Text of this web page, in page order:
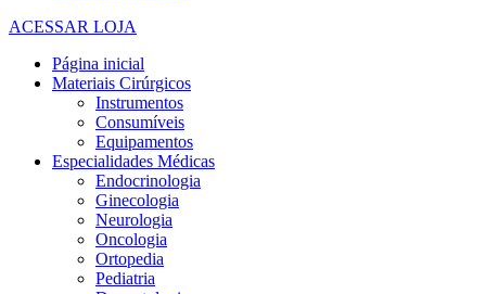
ACESSAR LOJA
Página inicial
Materiais Cirúrgicos
Instrumentos
Consumíveis
Equipamentos
Especialidades Médicas
Endocrinologia
Ginecologia
Neurologia
Oncologia
Ortopedia
Pediatria